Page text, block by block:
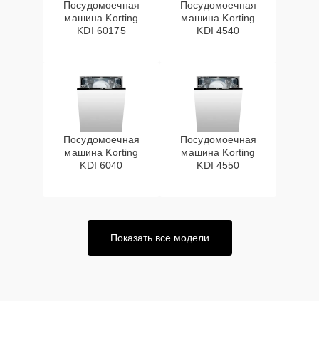
Посудомоечная
машина Korting
KDI 60175
Посудомоечная
машина Korting
KDI 4540
Посудомоечная
машина Korting
KDI 6040
Посудомоечная
машина Korting
KDI 4550
Показать все модели